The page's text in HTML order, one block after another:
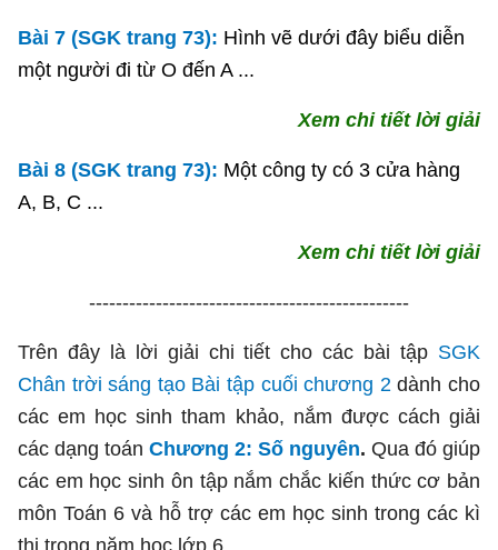
Bài 7 (SGK trang 73): Hình vẽ dưới đây biểu diễn
một người đi từ O đến A ...
Xem chi tiết lời giải
Bài 8 (SGK trang 73): Một công ty có 3 cửa hàng
A, B, C ...
Xem chi tiết lời giải
------------------------------------------------
Trên đây là lời giải chi tiết cho các bài tập SGK
Chân trời sáng tạo Bài tập cuối chương 2 dành cho
các em học sinh tham khảo, nắm được cách giải
các dạng toán Chương 2: Số nguyên. Qua đó giúp
các em học sinh ôn tập nắm chắc kiến thức cơ bản
môn Toán 6 và hỗ trợ các em học sinh trong các kì
thi trong năm học lớp 6.